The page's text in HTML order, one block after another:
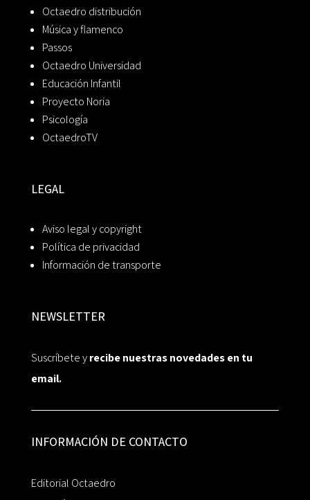
Octaedro distribución
Música y flamenco
Passos
Octaedro Universidad
Educación Infantil
Proyecto Noria
Psicología
OctaedroTV
LEGAL
Aviso legal y copyright
Política de privacidad
Información de transporte
NEWSLETTER
Suscríbete yrecibe nuestras novedades en tu
email.
INFORMACIÓN DE CONTACTO
Editorial Octaedro